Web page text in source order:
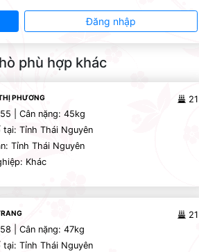
Đăng nhập
phù hợp khác
21
PHƯƠNG
| Cân nặng: 45kg
tại: Tỉnh Thái Nguyên
Tỉnh Thái Nguyên
Khác
21
| Cân nặng: 47kg
tại: Tỉnh Thái Nguyên